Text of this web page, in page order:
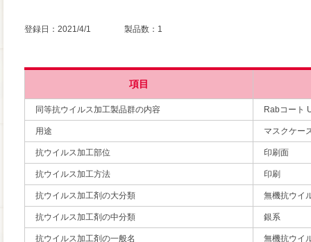
登録日：2021/4/1 製品数：1
項目
同等抗ウイルス加工製品群の内容 Rabコート
用途 マスクケー
抗ウイルス加工部位 印刷面
抗ウイルス加工方法 印刷
抗ウイルス加工剤の大分類 無機抗ウイ
抗ウイルス加工剤の中分類 銀系
抗ウイルス加工剤の一般名 無機抗ウイ